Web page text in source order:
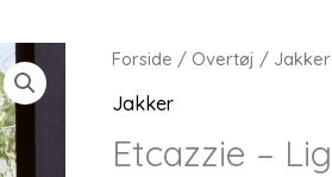
Forside / Overtøj / Jakker
Jakker
Etcazzie –